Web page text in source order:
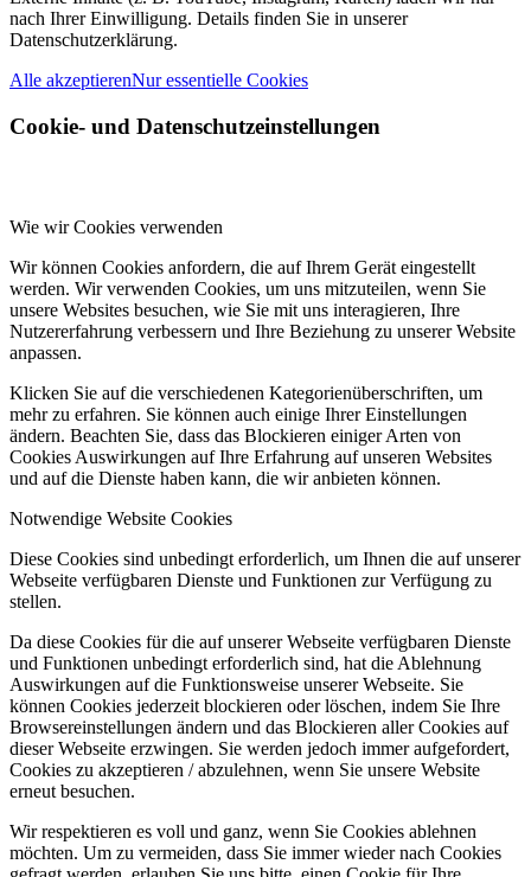
nach Ihrer Einwilligung. Details finden Sie in unserer
Datenschutzerklärung.
Alle akzeptierenNur essentielle Cookies
Cookie- und Datenschutzeinstellungen
Wie wir Cookies verwenden
Wir können Cookies anfordern, die auf Ihrem Gerät eingestellt
werden. Wir verwenden Cookies, um uns mitzuteilen, wenn Sie
unsere Websites besuchen, wie Sie mit uns interagieren, Ihre
Nutzererfahrung verbessern und Ihre Beziehung zu unserer Website
anpassen.
Klicken Sie auf die verschiedenen Kategorienüberschriften, um
mehr zu erfahren. Sie können auch einige Ihrer Einstellungen
ändern. Beachten Sie, dass das Blockieren einiger Arten von
Cookies Auswirkungen auf Ihre Erfahrung auf unseren Websites
und auf die Dienste haben kann, die wir anbieten können.
Notwendige Website Cookies
Diese Cookies sind unbedingt erforderlich, um Ihnen die auf unserer
Webseite verfügbaren Dienste und Funktionen zur Verfügung zu
stellen.
Da diese Cookies für die auf unserer Webseite verfügbaren Dienste
und Funktionen unbedingt erforderlich sind, hat die Ablehnung
Auswirkungen auf die Funktionsweise unserer Webseite. Sie
können Cookies jederzeit blockieren oder löschen, indem Sie Ihre
Browsereinstellungen ändern und das Blockieren aller Cookies auf
dieser Webseite erzwingen. Sie werden jedoch immer aufgefordert,
Cookies zu akzeptieren / abzulehnen, wenn Sie unsere Website
erneut besuchen.
Wir respektieren es voll und ganz, wenn Sie Cookies ablehnen
möchten. Um zu vermeiden, dass Sie immer wieder nach Cookies